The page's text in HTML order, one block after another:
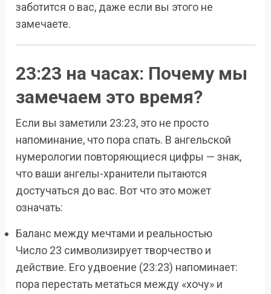
заботится о вас, даже если вы этого не
замечаете.
23:23 на часах: Почему мы
замечаем это время?
Если вы заметили 23:23, это не просто
напоминание, что пора спать. В ангельской
нумерологии повторяющиеся цифры — знак,
что ваши ангелы-хранители пытаются
достучаться до вас. Вот что это может
означать:
Баланс между мечтами и реальностью
Число 23 символизирует творчество и
действие. Его удвоение (23:23) напоминает:
пора перестать метаться между «хочу» и